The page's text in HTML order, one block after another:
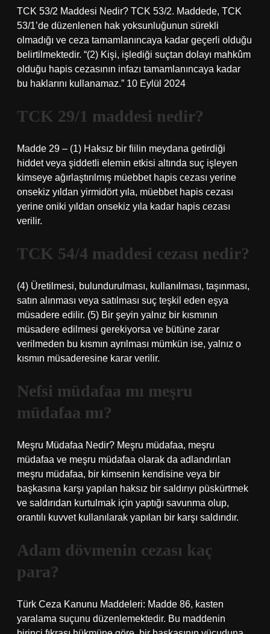
TCK 53/2 Maddesi Nedir? TCK 53/2. Maddede, TCK
53/1’de düzenlenen hak yoksunluğunun sürekli
olmadığı ve ceza tamamlanıncaya kadar geçerli olduğu
belirtilmektedir. “(2) Kişi, işlediği suçtan dolayı mahkûm
olduğu hapis cezasının infazı tamamlanıncaya kadar
bu haklarını kullanamaz.” 10 Eylül 2024
TCK 29/1 maddesi nedir?
Madde 29 – (1) Haksız bir fiilin meydana getirdiği
hiddet veya şiddetli elemin etkisi altında suç işleyen
kimseye ağırlaştırılmış müebbet hapis cezası yerine
onsekiz yıldan yirmidört yıla, müebbet hapis cezası
yerine oniki yıldan onsekiz yıla kadar hapis cezası
verilir.
TCK 54/4 maddesi cezası nedir?
(4) Üretilmesi, bulundurulması, kullanılması, taşınması,
satın alınması veya satılması suç teşkil eden eşya
müsadere edilir. (5) Bir şeyin yalnız bir kısmının
müsadere edilmesi gerekiyorsa ve bütüne zarar
verilmeden bu kısmın ayrılması mümkün ise, yalnız o
kısmın müsaderesine karar verilir.
Nefsi müdafaa mı meşru
müdafaa mı?
Meşru Müdafaa Nedir? Meşru müdafaa, meşru
müdafaa ve meşru müdafaa olarak da adlandırılan
meşru müdafaa, bir kimsenin kendisine veya bir
başkasına karşı yapılan haksız bir saldırıyı püskürtmek
ve saldırıdan kurtulmak için yaptığı savunma olup,
orantılı kuvvet kullanılarak yapılan bir karşı saldırıdır.
Adam dövmenin cezası kaç
para?
Türk Ceza Kanunu Maddeleri: Madde 86, kasten
yaralama suçunu düzenlemektedir. Bu maddenin